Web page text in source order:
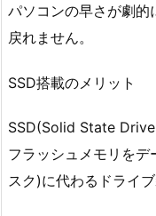
パソコンの早さが劇
戻れません。
SSD搭載のメリット
SSD(Solid State Drive
フラッシュメモリを
スク)に代わるドライブ